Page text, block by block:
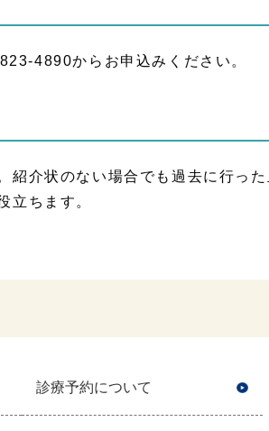
4890からお申込みください。
紹介状のない場合でも過去に行っ
立ちます。
診療予約について